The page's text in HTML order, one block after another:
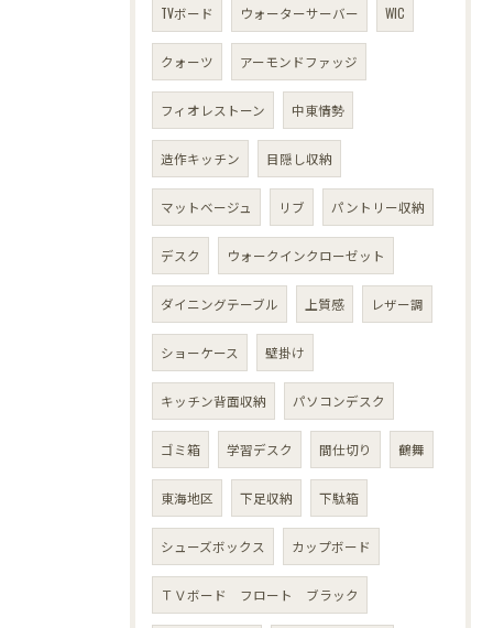
TVボード ウォーターサーバー WIC
クォーツ アーモンドファッジ
フィオレストーン 中東情勢
造作キッチン 目隠し収納
マットベージュ リブ パントリー収納
デスク ウォークインクローゼット
ダイニングテーブル 上質感 レザー調
ショーケース 壁掛け
キッチン背面収納 パソコンデスク
ゴミ箱 学習デスク 間仕切り 鶴舞
東海地区 下足収納 下駄箱
シューズボックス カップボード
ＴＶボード フロート ブラック